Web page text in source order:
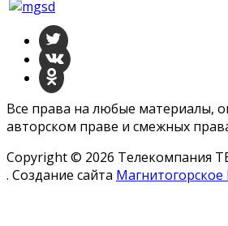
Все права на любые материалы,
авторском праве и смежных
Copyright © 2026 Телекомпания
. Создание сайта